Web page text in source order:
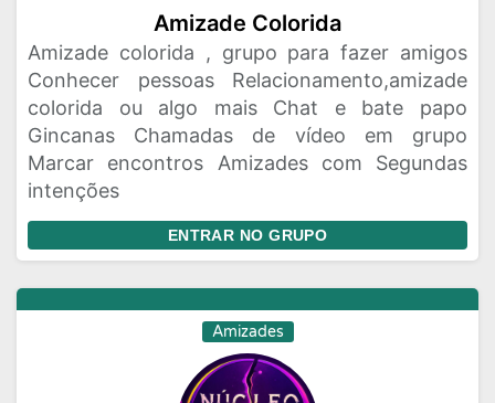
Amizade Colorida
Amizade colorida , grupo para fazer amigos
Conhecer pessoas Relacionamento,amizade
colorida ou algo mais Chat e bate papo
Gincanas Chamadas de vídeo em grupo
Marcar encontros Amizades com Segundas
intenções
ENTRAR NO GRUPO
Amizades